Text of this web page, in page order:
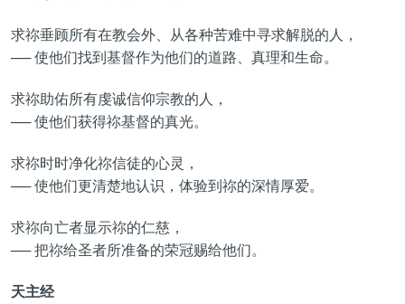
求祢垂顾所有在教会外、从各种苦难中寻求解脱的人，
── 使他们找到基督作为他们的道路、真理和生命。
求祢助佑所有虔诚信仰宗教的人，
── 使他们获得祢基督的真光。
求祢时时净化祢信徒的心灵，
── 使他们更清楚地认识，体验到祢的深情厚爱。
求祢向亡者显示祢的仁慈，
── 把祢给圣者所准备的荣冠赐给他们。
天主经